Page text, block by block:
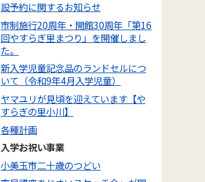
設予約に関するお知らせ
市制施行20周年・開館30周年「第16
回やすらぎ里まつり」を開催しまし
た。
新入学児童記念品のランドセルにつ
いて（令和9年4月入学児童）
ヤマユリが見頃を迎えています【や
すらぎの里小川】
各種計画
入学お祝い事業
小美玉市二十歳のつどい